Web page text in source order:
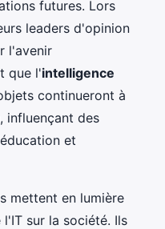
futures. Lors
leaders d'opinion
l'avenir
que l'intelligence
continueront à
influençant des
et
mettent en lumière
sur la société. Ils